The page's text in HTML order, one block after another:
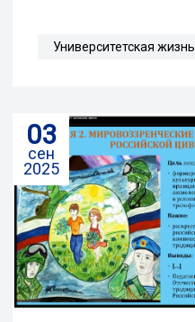
Университетская жизнь
03
сен
2025